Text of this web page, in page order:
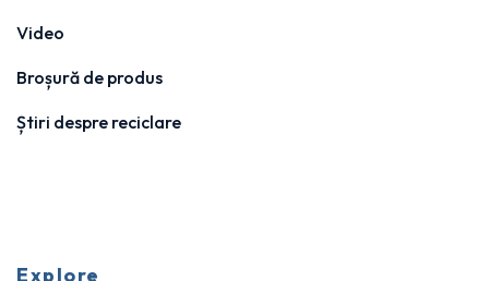
Video
Broșură de produs
Știri despre reciclare
Explore